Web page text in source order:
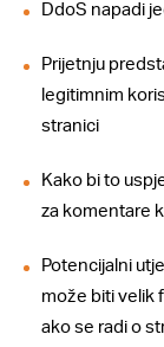
DdoS napadi
Prijetnju
legitimnim
stranici
Kako bi to
za komentare
Potencijalni
može biti velik
ako se radi o